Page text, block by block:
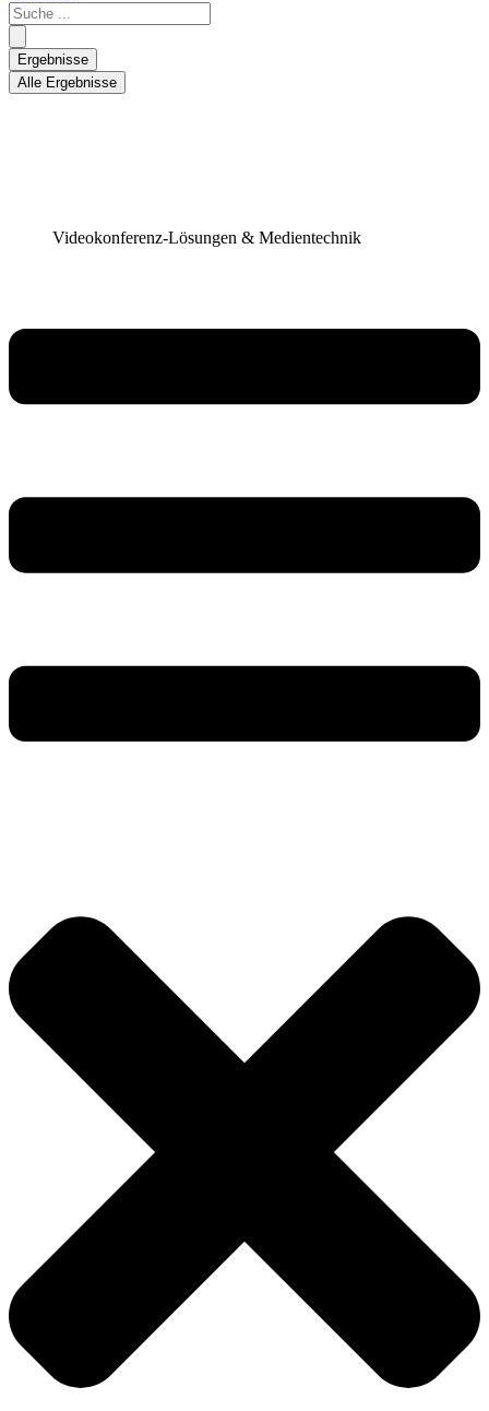
Search
...
Ergebnisse
Alle Ergebnisse
Videokonferenz-Lösungen & Medientechnik